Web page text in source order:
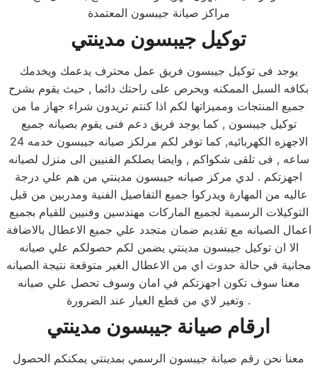
مراكز صيانة جيبسون المعتمدة
توكيل جيبسون مدينتي
يوجد فى توكيل جيبسون فريق عمل محترف يدعمك ويخدمك
بكافه السبل الممكنه ويحرص على راحتك دائما , حيث يقوم بشرح
جميع المنتجات ومميزاتها لكم اذا كنتم تريدون شراء جهاز ما من
توكيل جيبسون , كما يوجد فريق دعم فنى يقوم بصيانه جميع
الاجهزه الكهربائيه, كما توفر لكم مرلكز صيانه جيبسون خدمه 24
ساعه , فى تلقى شكواكم , وايضا يصلكم الفنيين الى منزل لصيانه
اجهزتكم . لدي مركز صيانه جيبسون مدينتي من هم علي درجة
عاليه من المهارة ويدركوا جميع التفاصيل الفنية ومدربين من قبل
التوكيلات الرسمية لجميع الماركات مهندسين وفنيين للقيام بجميع
اعمال الصيانه مع تقديم ضمان متجدد علي جميع الاعطال بالاضافة
الا ان توكيل جيبسون مدينتي يضمن لكم حصولكم علي صيانه
مجانية في حالة حدوث اي من الاعطال الغير متوقعة نتيجة الصيانه
معنا سوف تكون اجهزتكم في امان وسوف تحصل علي صيانه
وتغير لاي من قطع الغيار عند الضرورة .
ارقام صيانة جيبسون مدينتي
معنا نحن رقم صيانة جيبسون الرسمي بمدينتي يمكنكم الحصول